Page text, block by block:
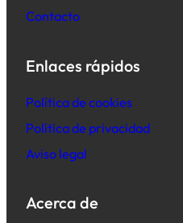
Contacto
Enlaces rápidos
Política de cookies
Política de privacidad
Aviso legal
Acerca de